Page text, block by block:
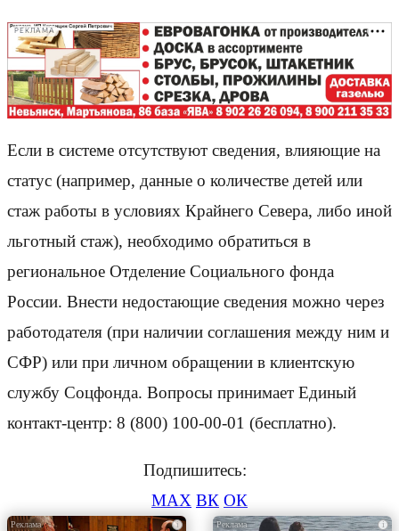
РЕКЛАМА
Если в системе отсутствуют сведения, влияющие на
статус (например, данные о количестве детей или
стаж работы в условиях Крайнего Севера, либо иной
льготный стаж), необходимо обратиться в
региональное Отделение Социального фонда
России. Внести недостающие сведения можно через
работодателя (при наличии соглашения между ним и
СФР) или при личном обращении в клиентскую
службу Соцфонда. Вопросы принимает Единый
контакт-центр: 8 (800) 100-00-01 (бесплатно).
Подпишитесь:
MAX ВК ОК
i i